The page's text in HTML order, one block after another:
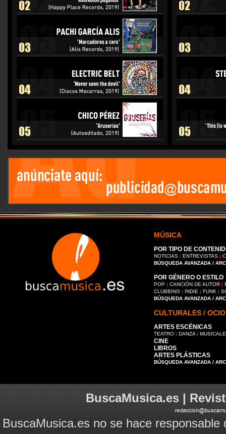
MÚSICA
POR TIPO DE
NOTICIAS | ENTREVISTAS |
BÚSQUEDA AVANZADA /
POR GÉNERO O ESTILO
POP | CANCIÓN DE AUTOR |
CLUBBING | INDIE | FUNK |
BÚSQUEDA AVANZADA /
CULTURALES / OCIO
ARTES ESCÉNICAS
TEATRO | DANZA |
CINE
LIBROS
ARTES PLÁSTICAS
BÚSQUEDA AVANZADA /
BuscaMusica.es |
BuscaMusica.es no se hace